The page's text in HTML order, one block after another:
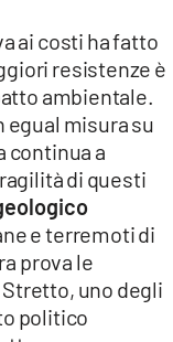
ai costi ha fatto
resistenze è
ambientale.
egual misura su
continua a
di questi
e terremoti di
prova le
uno degli
politico